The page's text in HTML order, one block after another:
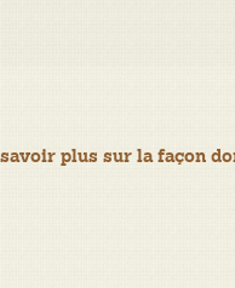
plus sur la façon